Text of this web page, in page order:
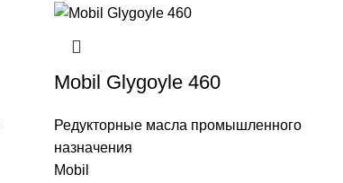
Mobil Glygoyle 460
Редукторные масла промышленного
назначения
Mobil